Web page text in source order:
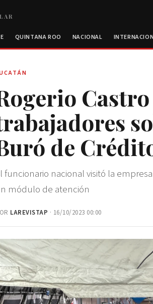
QUINTANA ROO NACIONAL
de
funcionario nacional visitó la
módulo de atención
LAREVISTAP · 16/10/2023 00:00